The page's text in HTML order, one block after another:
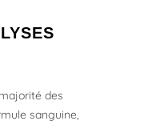
des
sanguine,